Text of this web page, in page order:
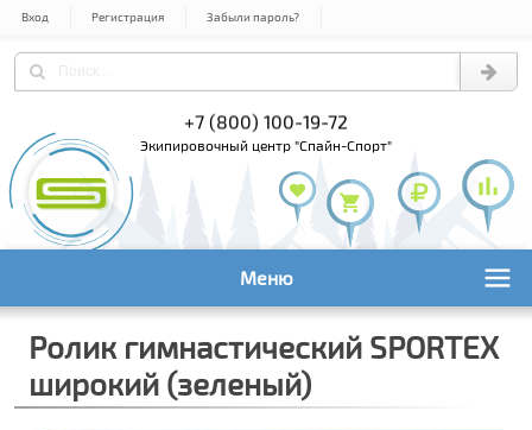
Вход Регистрация Забыли пароль?
+7 (800) 100-19-72
экипировочный центр "Спайн-Спорт"
Меню
Ролик гимнастический SPORTEX
широкий (зеленый)